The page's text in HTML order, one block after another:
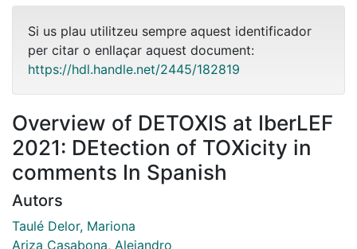
Si us plau utilitzeu sempre aquest identificador
per citar o enllaçar aquest document:
https://hdl.handle.net/2445/182819
Overview of DETOXIS at IberLEF
2021: DEtection of TOXicity in
comments In Spanish
Autors
Taulé Delor, Mariona
Ariza Casabona, Alejandro